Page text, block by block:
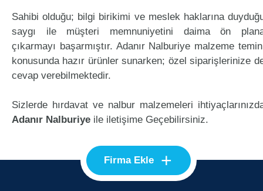
Sahibi olduğu; bilgi birikimi ve meslek haklarına
saygı ile müşteri memnuniyetini daima ön
çıkarmayı başarmıştır. Adanır Nalburiye malzeme
konusunda hazır ürünler sunarken; özel siparişlerinize
cevap verebilmektedir.
Sizlerde hırdavat ve nalbur malzemeleri
Adanır Nalburiye ile iletişime Geçebilirsiniz.
Firma Ekle +